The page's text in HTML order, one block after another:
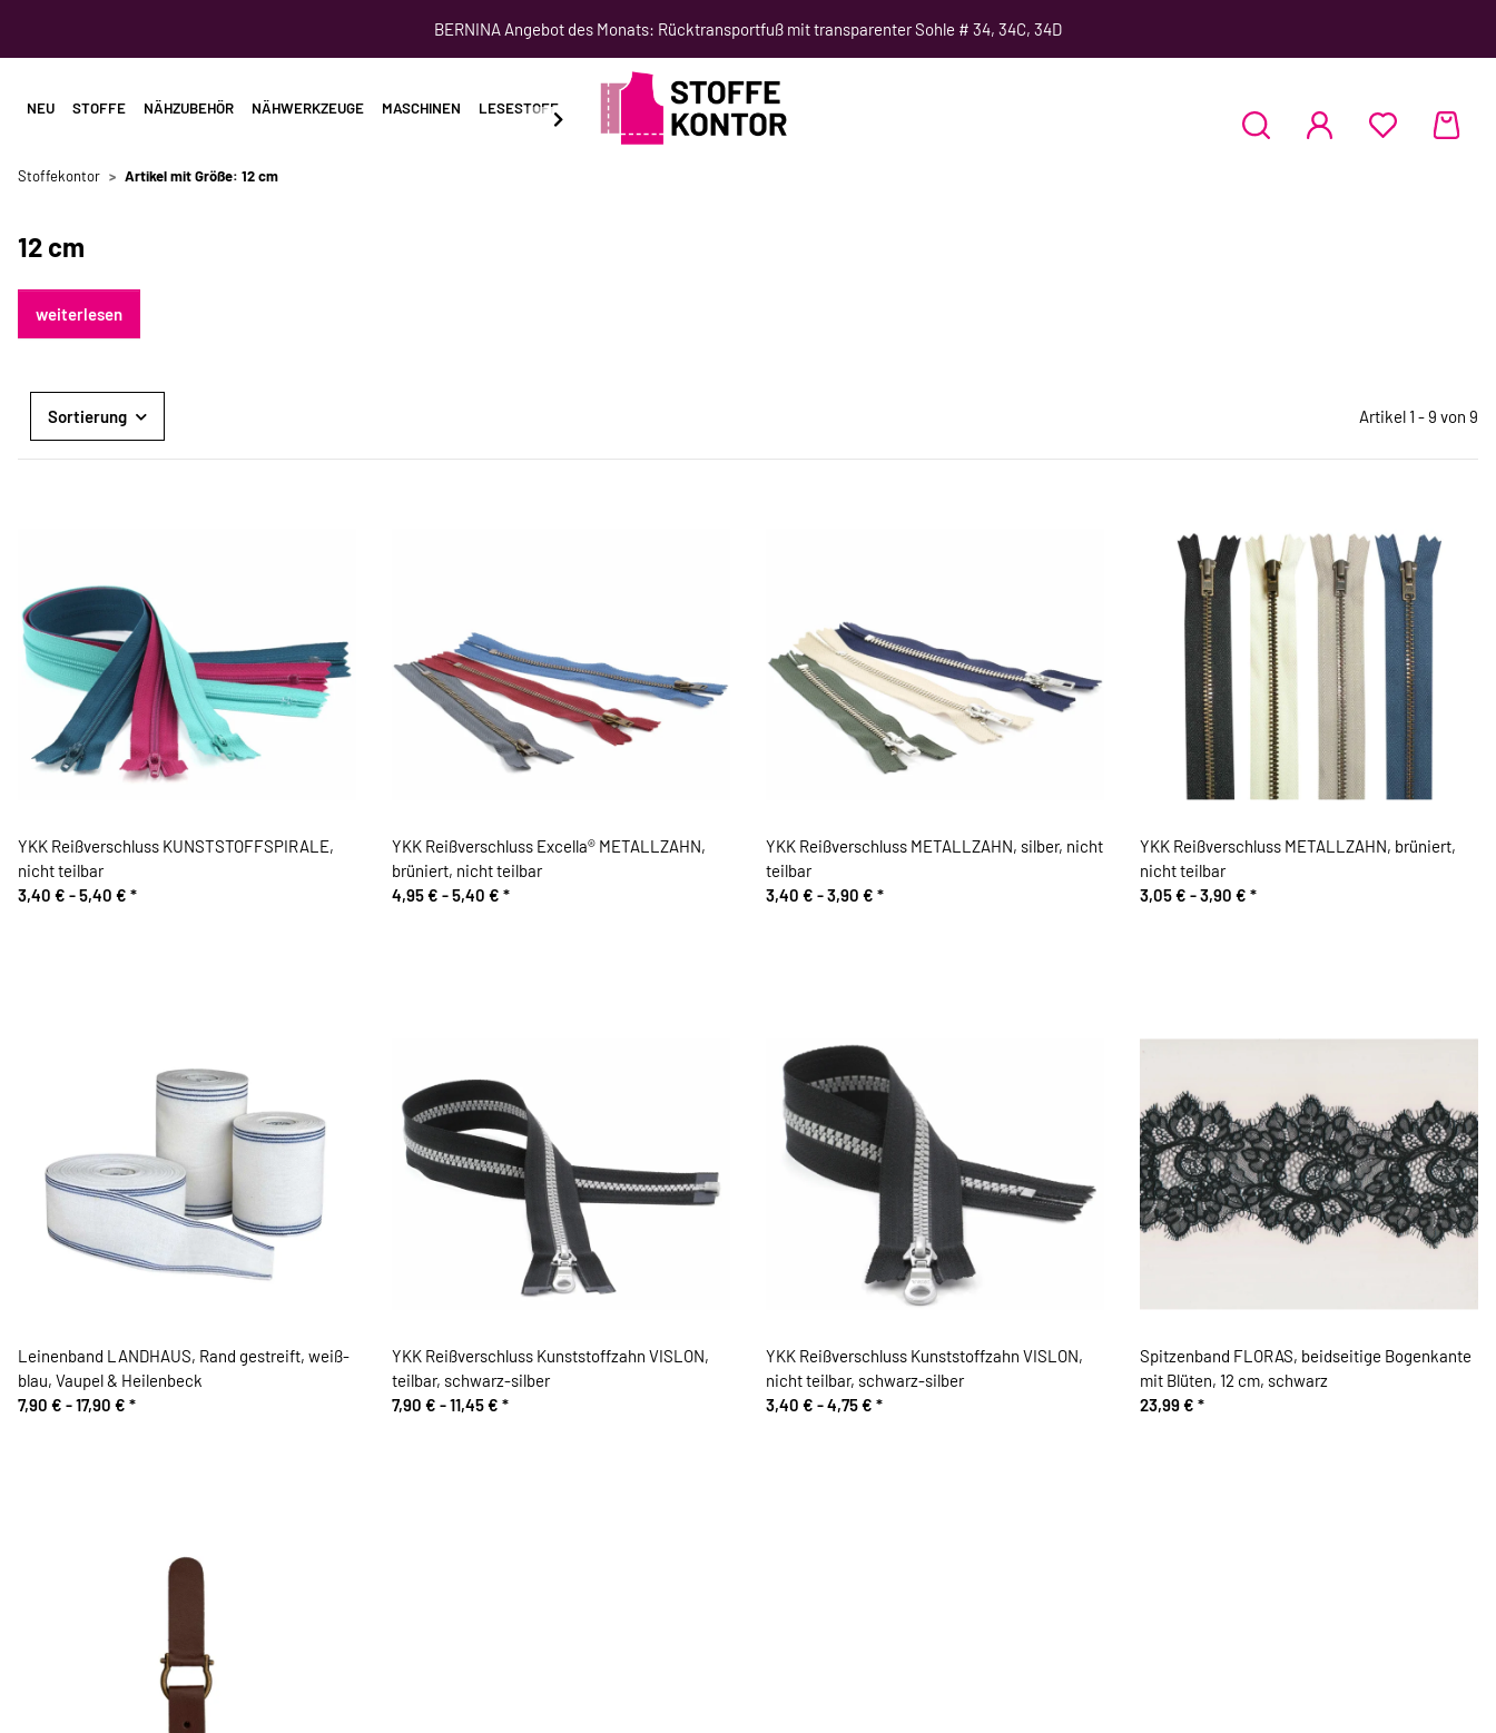
BERNINA Angebot des Monats: Rücktransportfuß mit transparenter Sohle # 34, 34C, 34D
NEU STOFFE NÄHZUBEHÖR NÄHWERKZEUGE MASCHINEN LESESTOFF SCHNITTMUSTER NÄHKURSE
Stoffekontor Artikel mit Größe: 12 cm
12 cm
weiterlesen
Sortierung Artikel 1 - 9 von 9
YKK Reißverschluss KUNSTSTOFFSPIRALE,
nicht teilbar
3,40 € -5,40 € *
YKK Reißverschluss Excella® METALLZAHN,
brüniert, nicht teilbar
4,95 € -5,40 € *
YKK Reißverschluss METALLZAHN, silber, nicht
teilbar
3,40 € -3,90 € *
YKK Reißverschluss METALLZAHN, brüniert,
nicht teilbar
3,05 € -3,90 € *
Leinenband LANDHAUS, Rand gestreift, weiß-
blau, Vaupel & Heilenbeck
7,90 € -17,90 € *
YKK Reißverschluss Kunststoffzahn VISLON,
teilbar, schwarz-silber
7,90 € -11,45 € *
YKK Reißverschluss Kunststoffzahn VISLON,
nicht teilbar, schwarz-silber
3,40 € -4,75 € *
Spitzenband FLORAS, beidseitige Bogenkante
mit Blüten, 12 cm, schwarz
23,99 € *